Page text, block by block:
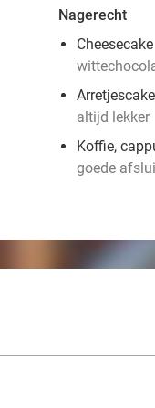
Nagerecht
Cheesecake
Arretjescake
altijd lekker
Koffie,
goede